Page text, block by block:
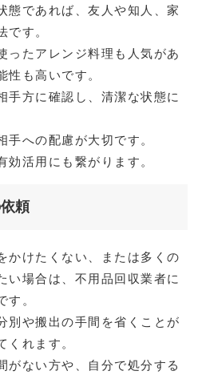
態であれば、友人や知人、家
です。
ったアレンジ料理も人気があ
性も高いです。
手方に確認し、清潔な状態に
手への配慮が大切です。
効活用にも繋がります。
頼
かけたくない、または多くの
い場合は、不用品回収業者に
す。
別や搬出の手間を省くことが
くれます。
がない方や、自分で処分する